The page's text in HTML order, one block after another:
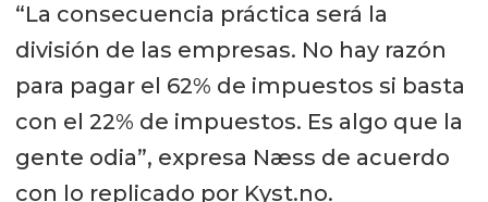
“La consecuencia práctica será la
división de las empresas. No hay razón
para pagar el 62% de impuestos si basta
con el 22% de impuestos. Es algo que la
gente odia”, expresa Næss de acuerdo
con lo replicado por Kyst.no.